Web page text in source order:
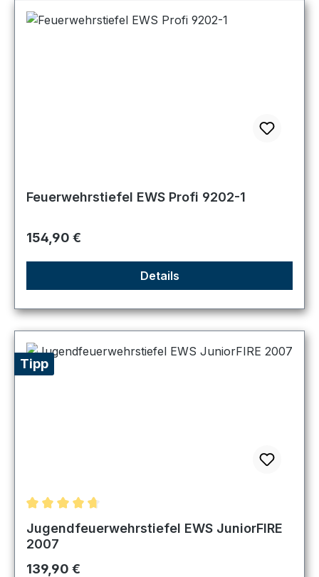
Feuerwehrstiefel EWS Profi 9202-1
Regulärer Preis:
154,90 €
Details
Tipp
Durchschnittliche Bewertung von 4.67 von 5 Sternen
Jugendfeuerwehrstiefel EWS JuniorFIRE
2007
Regulärer Preis:
139,90 €